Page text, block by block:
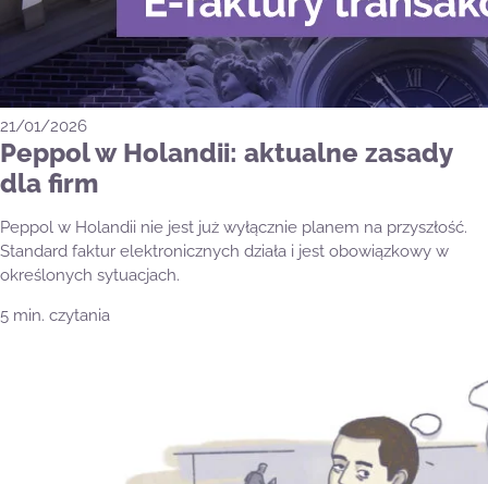
21/01/2026
Peppol w Holandii: aktualne zasady
dla firm
Peppol w Holandii nie jest już wyłącznie planem na przyszłość.
Standard faktur elektronicznych działa i jest obowiązkowy w
określonych sytuacjach.
5 min. czytania